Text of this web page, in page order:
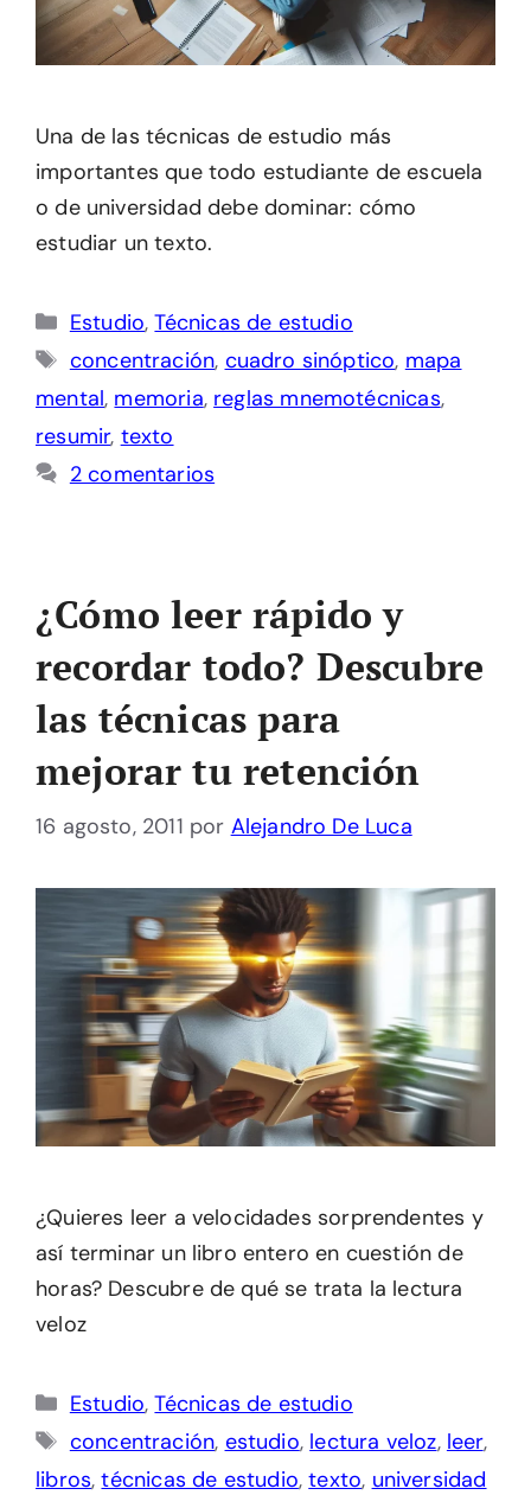
Una de las técnicas de estudio más
importantes que todo estudiante de escuela
o de universidad debe dominar: cómo
estudiar un texto.
Categorías
Estudio,Técnicas de estudio
Etiquetas
concentración, cuadro sinóptico, mapa
mental, memoria, reglas mnemotécnicas,
resumir, texto
2 comentarios
¿Cómo leer rápido y
recordar todo? Descubre
las técnicas para
mejorar tu retención
16 agosto, 2011 por Alejandro De Luca
¿Quieres leer a velocidades sorprendentes y
así terminar un libro entero en cuestión de
horas? Descubre de qué se trata la lectura
veloz
Categorías
Estudio,Técnicas de estudio
Etiquetas
concentración, estudio, lectura veloz, leer,
libros,técnicas de estudio,texto, universidad